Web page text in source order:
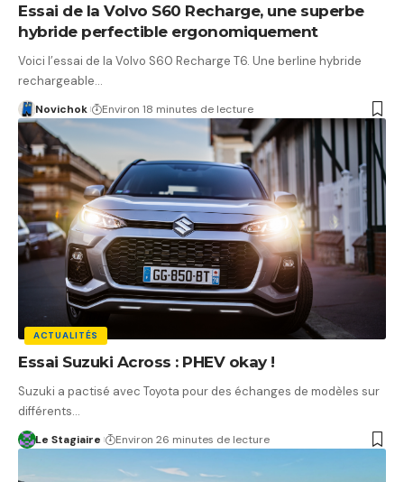
Essai de la Volvo S60 Recharge, une superbe
hybride perfectible ergonomiquement
Voici l’essai de la Volvo S60 Recharge T6. Une berline hybride
rechargeable…
Novichok Environ 18 minutes de lecture
ACTUALITÉS
Essai Suzuki Across : PHEV okay !
Suzuki a pactisé avec Toyota pour des échanges de modèles sur
différents…
Le Stagiaire Environ 26 minutes de lecture